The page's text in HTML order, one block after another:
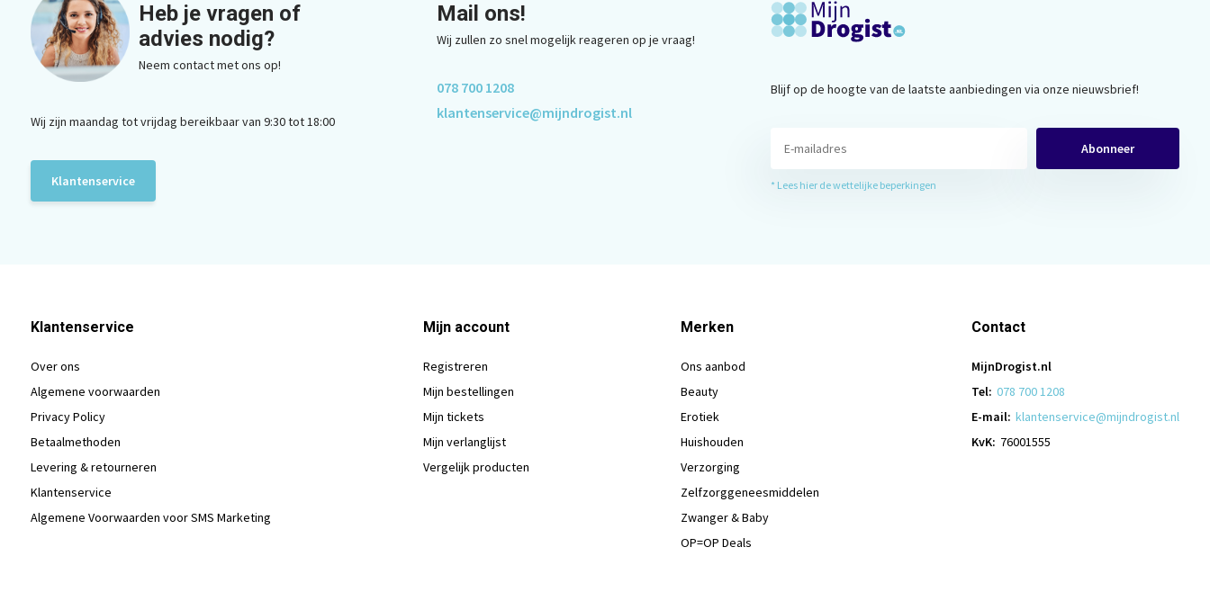
Heb je vragen of
advies nodig?
Neem contact met ons op!
Wij zijn maandag tot vrijdag bereikbaar van 9:30 tot 18:00
Klantenservice
Mail ons!
Wij zullen zo snel mogelijk reageren op je vraag!
078 700 1208
klantenservice@mijndrogist.nl
Blijf op de hoogte van de laatste aanbiedingen via onze nieuwsbrief!
Abonneer
* Lees hier de wettelijke beperkingen
Klantenservice
Over ons
Algemene voorwaarden
Privacy Policy
Betaalmethoden
Levering & retourneren
Klantenservice
Algemene Voorwaarden voor SMS Marketing
Mijn account
Registreren
Mijn bestellingen
Mijn tickets
Mijn verlanglijst
Vergelijk producten
Merken
Ons aanbod
Beauty
Erotiek
Huishouden
Verzorging
Zelfzorggeneesmiddelen
Zwanger & Baby
OP=OP Deals
Contact
MijnDrogist.nl
Tel: 078 700 1208
E-mail: klantenservice@mijndrogist.nl
KvK: 76001555